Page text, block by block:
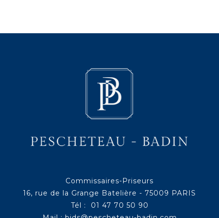
Commissaires-Priseurs
16, rue de la Grange Batelière - 75009 PARIS
Tél : 01 47 70 50 90